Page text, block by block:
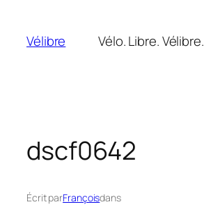
contenu
Vélibre Vélo. Libre. Vélibre.
dscf0642
Écrit parFrançoisdans